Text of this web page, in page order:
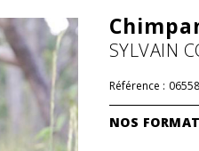
SYLVAIN
Référence :
NOS